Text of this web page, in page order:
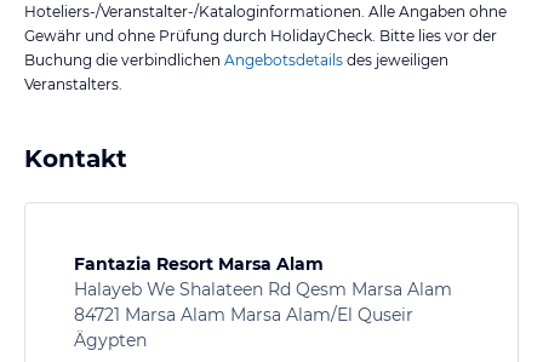
Hoteliers-/Veranstalter-/Kataloginformationen. Alle Angaben ohne
Gewähr und ohne Prüfung durch HolidayCheck. Bitte lies vor der
Buchung die verbindlichen Angebotsdetails des jeweiligen
Veranstalters.
Kontakt
Fantazia Resort Marsa Alam
Halayeb We Shalateen Rd Qesm Marsa Alam
84721 Marsa Alam Marsa Alam/El Quseir
Ägypten